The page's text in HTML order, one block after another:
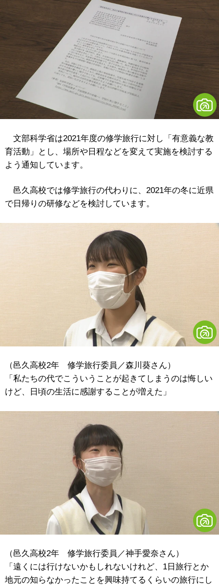
文部科学省は2021年度の修学旅行に対し「有意義な教
育活動」とし、場所や日程などを変えて実施を検討する
よう通知しています。
邑久高校では修学旅行の代わりに、2021年の冬に近県
で日帰りの研修などを検討しています。
（邑久高校2年 修学旅行委員／森川葵さん）
「私たちの代でこういうことが起きてしまうのは悔しい
けど、日頃の生活に感謝することが増えた」
（邑久高校2年 修学旅行委員／神手愛奈さん）
「遠くには行けないかもしれないけれど、1日旅行とか
地元の知らなかったことを興味持てるくらいの旅行にし